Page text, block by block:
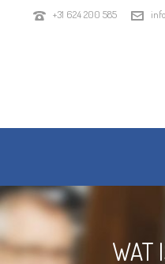
+31 624 200 585
WAT